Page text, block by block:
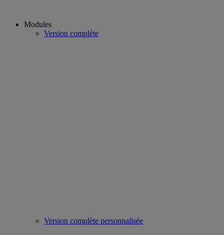
Modules
Version complète
Version complète personnalisée